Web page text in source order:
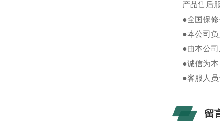
产品售后
●全国保
●本公司
●由本公
●诚信为
●客服人
留